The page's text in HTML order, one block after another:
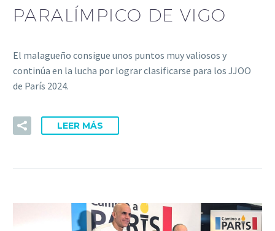
PARALÍMPICO DE VIGO
El malagueño consigue unos puntos muy valiosos y
continúa en la lucha por lograr clasificarse para los JJOO
de París 2024.
LEER MÁS